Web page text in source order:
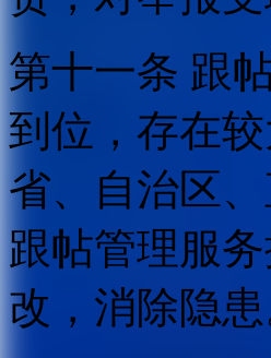
第十一条 跟
到位，存在
省、自治区
跟帖管理服
改，消除隐患